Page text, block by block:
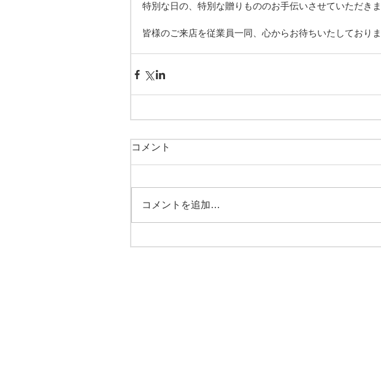
特別な日の、特別な贈りもののお手伝いさせていただきま
皆様のご来店を従業員一同、心からお待ちいたしておりま
コメント
コメントを追加…